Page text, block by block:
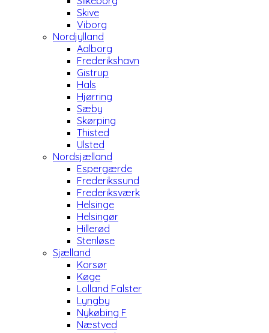
Skive
Viborg
Nordjylland
Aalborg
Frederikshavn
Gistrup
Hals
Hjørring
Sæby
Skørping
Thisted
Ulsted
Nordsjælland
Espergærde
Frederikssund
Frederiksværk
Helsinge
Helsingør
Hillerød
Stenløse
Sjælland
Korsør
Køge
Lolland Falster
Lyngby
Nykøbing F
Næstved